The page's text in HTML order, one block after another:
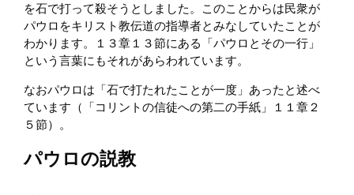
を石で打って殺そうとしました。このことからは民衆が
パウロをキリスト教伝道の指導者とみなしていたことが
わかります。１３章１３節にある「パウロとその一行」
という言葉にもそれがあらわれています。
なおパウロは「石で打たれたことが一度」あったと述べ
ています（「コリントの信徒への第二の手紙」１１章２
５節）。
パウロの説教